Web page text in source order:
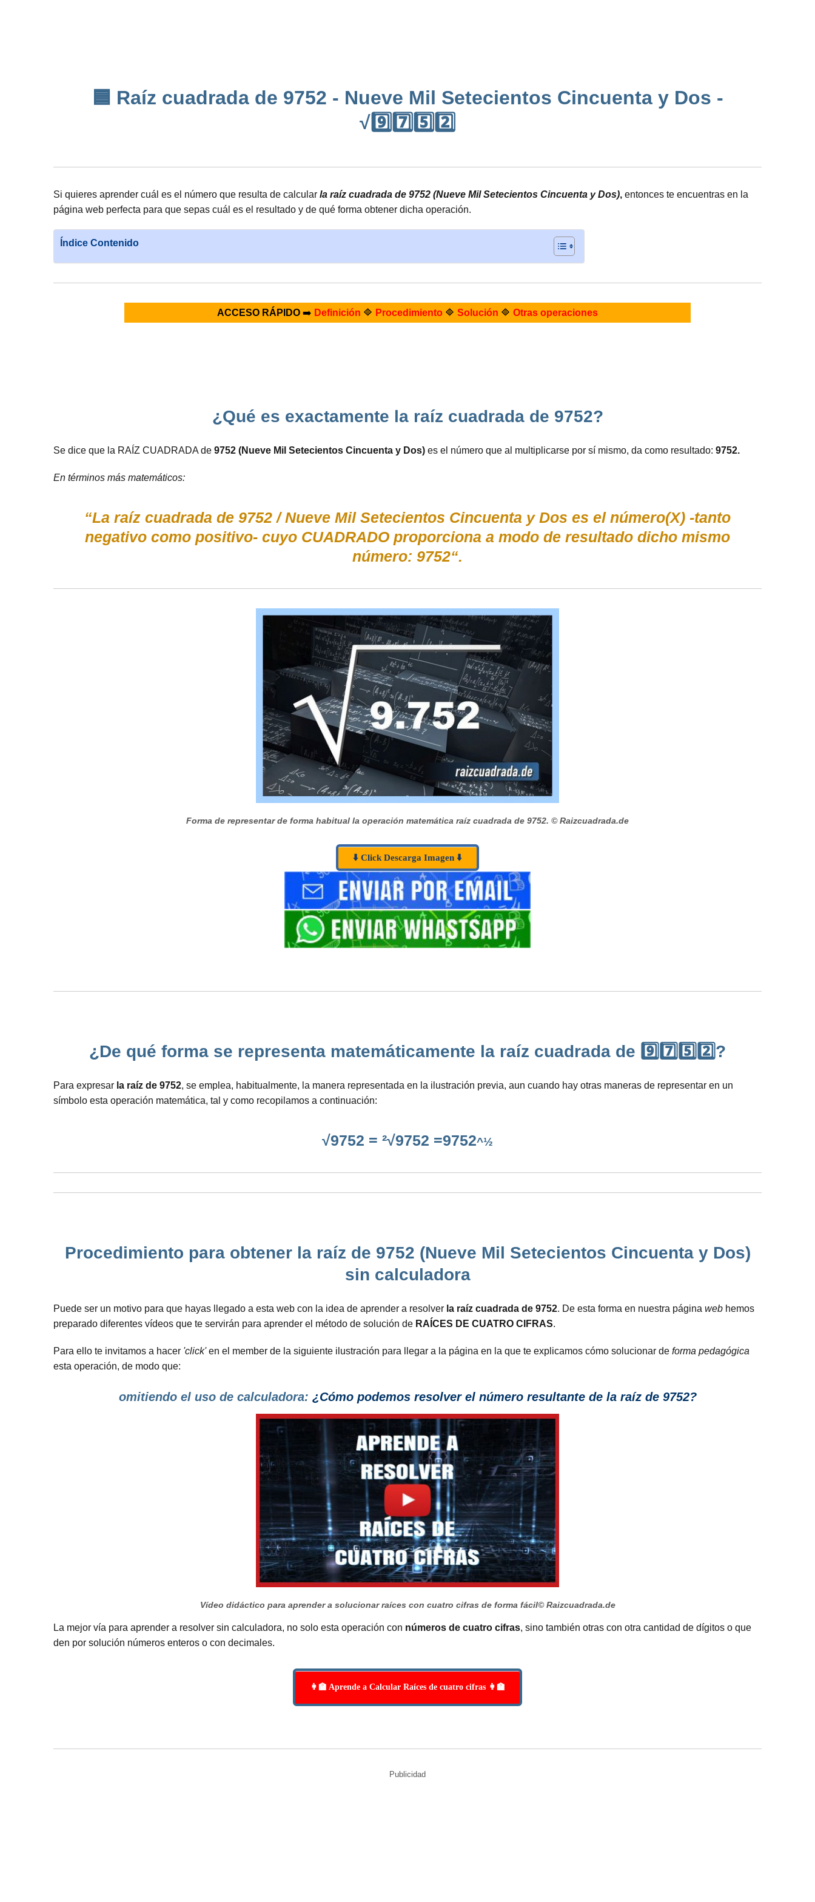
🟦 Raíz cuadrada de 9752 - Nueve Mil Setecientos Cincuenta y Dos -
√9️⃣7️⃣5️⃣2️⃣
Si quieres aprender cuál es el número que resulta de calcular la raíz cuadrada de 9752 (Nueve Mil Setecientos Cincuenta y Dos), entonces te encuentras en la
página web perfecta para que sepas cuál es el resultado y de qué forma obtener dicha operación.
Índice Contenido
ACCESO RÁPIDO➡️ Definición 🔷 Procedimiento🔷 Solución 🔷 Otras operaciones
¿Qué es exactamente la raíz cuadrada de 9752?
Se dice que la RAÍZ CUADRADA de 9752 (Nueve Mil Setecientos Cincuenta y Dos) es el número que al multiplicarse por sí mismo, da como resultado: 9752.
En términos más matemáticos:
“La raíz cuadrada de 9752 / Nueve Mil Setecientos Cincuenta y Dos es el número(X) -tanto
negativo como positivo- cuyo CUADRADO proporciona a modo de resultado dicho mismo
número: 9752“.
Forma de representar de forma habitual la operación matemática raíz cuadrada de 9752. © Raizcuadrada.de
⬇️ Click Descarga Imagen ⬇️
¿De qué forma se representa matemáticamente la raíz cuadrada de 9️⃣7️⃣5️⃣2️⃣?
Para expresar la raíz de 9752, se emplea, habitualmente, la manera representada en la ilustración previa, aun cuando hay otras maneras de representar en un
símbolo esta operación matemática, tal y como recopilamos a continuación:
√9752 = ²√9752 =9752^½
Procedimiento para obtener la raíz de 9752 (Nueve Mil Setecientos Cincuenta y Dos)
sin calculadora
Puede ser un motivo para que hayas llegado a esta web con la idea de aprender a resolver la raíz cuadrada de 9752. De esta forma en nuestra página web hemos
preparado diferentes vídeos que te servirán para aprender el método de solución de RAÍCES DE CUATRO CIFRAS.
Para ello te invitamos a hacer 'click'en el member de la siguiente ilustración para llegar a la página en la que te explicamos cómo solucionar de forma pedagógica
esta operación, de modo que:
omitiendo el uso de calculadora: ¿Cómo podemos resolver el número resultante de la raíz de 9752?
Vídeo didáctico para aprender a solucionar raíces con cuatro cifras de forma fácil© Raizcuadrada.de
La mejor vía para aprender a resolver sin calculadora, no solo esta operación con números de cuatro cifras, sino también otras con otra cantidad de dígitos o que
den por solución números enteros o con decimales.
👩‍🏫 Aprende a Calcular Raíces de cuatro cifras 👩‍🏫
Publicidad